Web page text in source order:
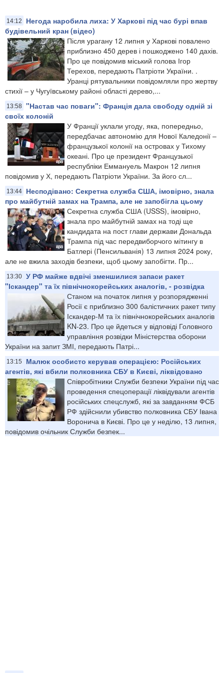
14:12
Негода наробила лиха: У Харкові під час бурі впав
будівельний кран (відео)
Після урагану 12 липня у Харкові повалено
приблизно 450 дерев і пошкоджено 140 дахів.
Про це повідомив міський голова Ігор
Терехов, передають Патріоти України. .
Уранці рятувальники повідомляли про жертву
стихії – у Чугуївському районі області дерево,...
13:58 "Настав час поваги": Франція дала свободу одній зі
своїх колоній
У Франції уклали угоду, яка, попередньо,
передбачає автономію для Нової Каледонії –
французької колонії на островах у Тихому
океані. Про це президент Французької
республіки Еммануель Макрон 12 липня
повідомив у Х, передають Патріоти України. За його сл...
13:44
Несподівано: Секретна служба США, імовірно, знала
про майбутній замах на Трампа, але не запобігла цьому
Секретна служба США (USSS), імовірно,
знала про майбутній замах на тоді ще
кандидата на пост глави держави Дональда
Трампа під час передвиборчого мітингу в
Батлері (Пенсильванія) 13 липня 2024 року,
але не вжила заходів безпеки, щоб цьому запобігти. Пр...
13:30 У РФ майже вдвічі зменшилися запаси ракет
"Іскандер" та їх північнокорейських аналогів, - розвідка
Станом на початок липня у розпорядженні
Росії є приблизно 300 балістичних ракет типу
Іскандер-М та їх північнокорейських аналогів
KN-23. Про це йдеться у відповіді Головного
управління розвідки Міністерства оборони
України на запит ЗМІ, передають Патрі...
13:15
Малюк особисто керував операцією: Російських
агентів, які вбили полковника СБУ в Києві, ліквідовано
Співробітники Служби безпеки України під час
проведення спецоперації ліквідували агентів
російських спецслужб, які за завданням ФСБ
РФ здійснили убивство полковника СБУ Івана
Воронича в Києві. Про це у неділю, 13 липня,
повідомив очільник Служби безпек...